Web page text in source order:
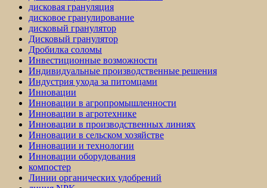
дисковая грануляция
дисковое гранулирование
дисковый гранулятор
Дисковый гранулятор
Дробилка соломы
Инвестиционные возможности
Индивидуальные производственные решения
Индустрия ухода за питомцами
Инновации
Инновации в агропромышленности
Инновации в агротехнике
Инновации в производственных линиях
Инновации в сельском хозяйстве
Инновации и технологии
Инновации оборудования
компостер
Линии органических удобрений